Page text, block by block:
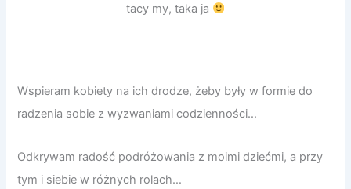
tacy my, taka ja
Wspieram kobiety na ich drodze, żeby były w formie do
radzenia sobie z wyzwaniami codzienności…
Odkrywam radość podróżowania z moimi dziećmi, a przy
tym i siebie w różnych rolach…